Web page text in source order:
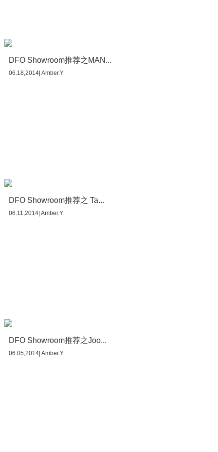
DFO Showroom推荐之MAN...
06.18,2014| Amber.Y
DFO Showroom推荐之 Ta...
06.11,2014| Amber.Y
DFO Showroom推荐之Joo...
06.05,2014| Amber.Y